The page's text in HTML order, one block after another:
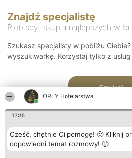
ORŁY Hotelarstwa
17:15
Cześć, chętnie Ci pomogę! 🙂 Kliknij
odpowiedni temat rozmowy! 🙂
Znajdź specjalistę
Plebiscyt skupia najlepszych w
Szukasz specjalisty w pobliżu
wyszukiwarkę. Korzystaj tylko z
Szukaj